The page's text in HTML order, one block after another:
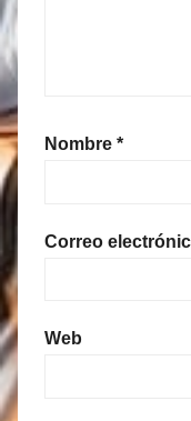
Nombre *
Correo
Web